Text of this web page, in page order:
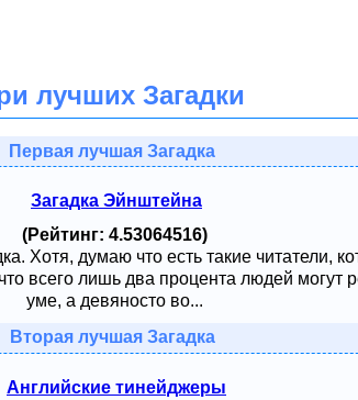
лучших Загадки
Первая лучшая Загадка
Загадка Эйнштейна
(Рейтинг: 4.53064516)
Хотя, думаю что есть такие читатели,
всего лишь два процента людей могут
уме, а девяносто во...
Вторая лучшая Загадка
Английские тинейджеры